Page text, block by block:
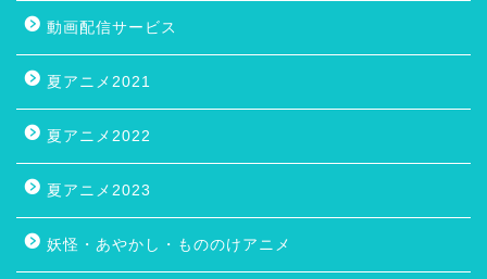
動画配信サービス
夏アニメ2021
夏アニメ2022
夏アニメ2023
妖怪・あやかし・もののけアニメ